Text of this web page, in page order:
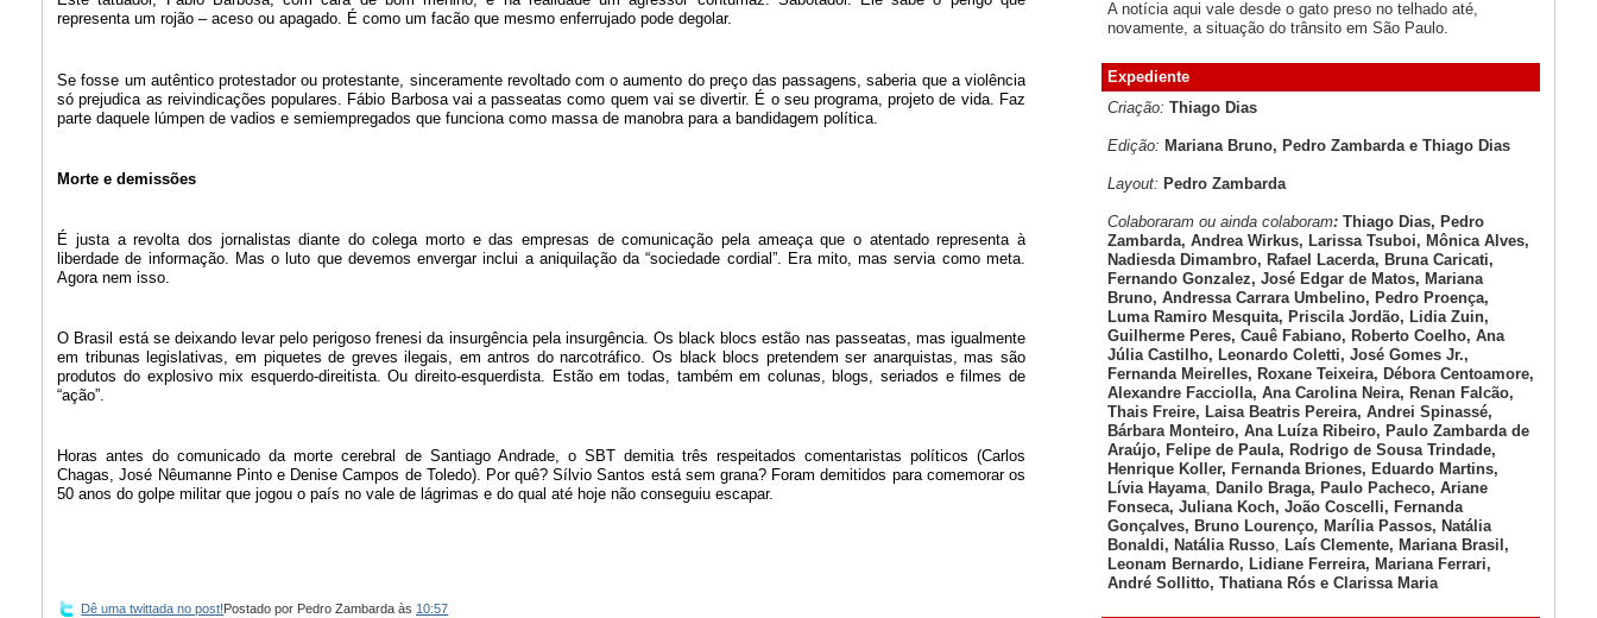
representa um rojão – aceso ou apagado. É como um facão que mesmo enferrujado pode degolar.
Se fosse um autêntico protestador ou protestante, sinceramente revoltado com o aumento do preço das passagens, saberia que a violência
só prejudica as reivindicações populares. Fábio Barbosa vai a passeatas como quem vai se divertir. É o seu programa, projeto de vida. Faz
parte daquele lúmpen de vadios e semiempregados que funciona como massa de manobra para a bandidagem política.
Morte e demissões
É justa a revolta dos jornalistas diante do colega morto e das empresas de comunicação pela ameaça que o atentado representa à
liberdade de informação. Mas o luto que devemos envergar inclui a aniquilação da “sociedade cordial”. Era mito, mas servia como meta.
Agora nem isso.
O Brasil está se deixando levar pelo perigoso frenesi da insurgência pela insurgência. Os black blocs estão nas passeatas, mas igualmente
em tribunas legislativas, em piquetes de greves ilegais, em antros do narcotráfico. Os black blocs pretendem ser anarquistas, mas são
produtos do explosivo mix esquerdo-direitista. Ou direito-esquerdista. Estão em todas, também em colunas, blogs, seriados e filmes de
“ação”.
Horas antes do comunicado da morte cerebral de Santiago Andrade, o SBT demitia três respeitados comentaristas políticos (Carlos
Chagas, José Nêumanne Pinto e Denise Campos de Toledo). Por quê? Sílvio Santos está sem grana? Foram demitidos para comemorar os
50 anos do golpe militar que jogou o país no vale de lágrimas e do qual até hoje não conseguiu escapar.
Dê uma twittada no post!Postado por Pedro Zambarda às 10:57
A notícia aqui vale desde o gato preso no telhado até,
novamente, a situação do trânsito em São Paulo.
Expediente
Criação: Thiago Dias
Edição: Mariana Bruno, Pedro Zambarda e Thiago Dias
Layout: Pedro Zambarda
Colaboraram ou ainda colaboram: Thiago Dias, Pedro
Zambarda, Andrea Wirkus, Larissa Tsuboi, Mônica Alves,
Nadiesda Dimambro, Rafael Lacerda, Bruna Caricati,
Fernando Gonzalez, José Edgar de Matos, Mariana
Bruno, Andressa Carrara Umbelino, Pedro Proença,
Luma Ramiro Mesquita, Priscila Jordão, Lidia Zuin,
Guilherme Peres, Cauê Fabiano, Roberto Coelho, Ana
Júlia Castilho, Leonardo Coletti, José Gomes Jr.,
Fernanda Meirelles, Roxane Teixeira, Débora Centoamore,
Alexandre Facciolla, Ana Carolina Neira, Renan Falcão,
Thais Freire, Laisa Beatris Pereira, Andrei Spinassé,
Bárbara Monteiro, Ana Luíza Ribeiro, Paulo Zambarda de
Araújo, Felipe de Paula, Rodrigo de Sousa Trindade,
Henrique Koller, Fernanda Briones, Eduardo Martins,
Lívia Hayama, Danilo Braga, Paulo Pacheco, Ariane
Fonseca, Juliana Koch, João Coscelli, Fernanda
Gonçalves, Bruno Lourenço, Marília Passos, Natália
Bonaldi, Natália Russo, Laís Clemente, Mariana Brasil,
Leonam Bernardo, Lidiane Ferreira, Mariana Ferrari,
André Sollitto, Thatiana Rós e Clarissa Maria